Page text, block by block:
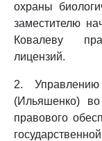
охраны
заместителю
Ковалеву
лицензий.
2. Управлению
(Ильяшенко)
правового